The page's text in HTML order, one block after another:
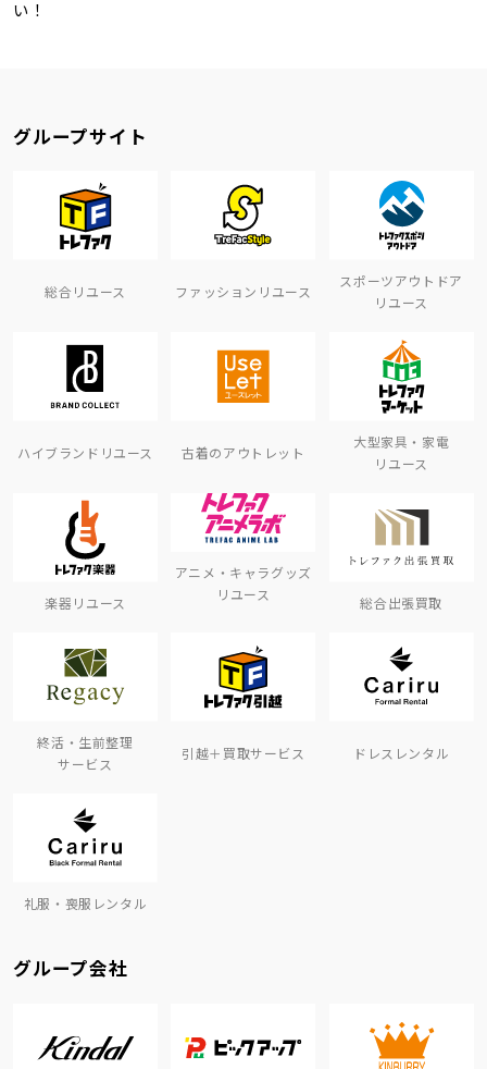
い！
グループサイト
総合リユース ファッションリユース
スポーツアウトドア
リユース
ハイブランドリユース 古着のアウトレット
大型家具・家電
リユース
楽器リユース
アニメ・キャラグッズ
リユース
総合出張買取
終活・生前整理
サービス
引越＋買取サービス ドレスレンタル
礼服・喪服レンタル
グループ会社